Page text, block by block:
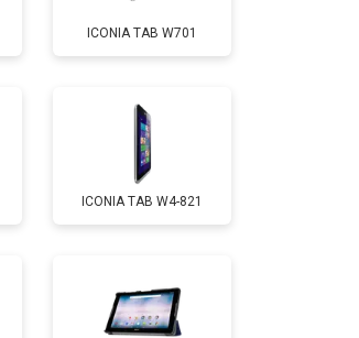
Заказать
Заказать
Заказать
ICONIA TAB W701
ICONIA TAB W4-821